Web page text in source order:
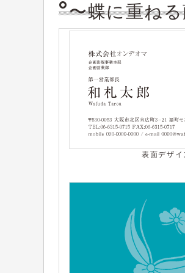
〜蝶に重ね
表面デザイ